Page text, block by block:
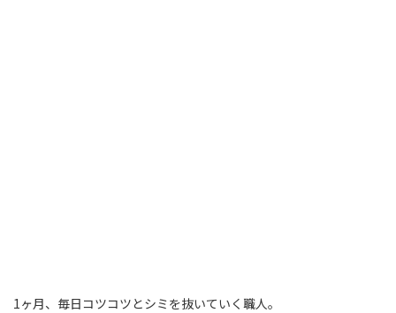
1ヶ月、毎日コツコツとシミを抜いていく職人。